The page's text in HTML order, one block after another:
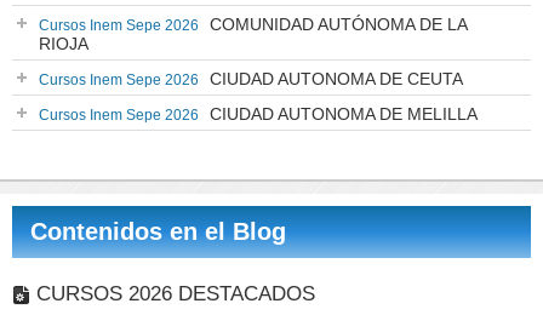
Cursos Inem Sepe 2026
COMUNIDAD AUTÓNOMA DE LA
RIOJA
Cursos Inem Sepe 2026 CIUDAD AUTONOMA DE CEUTA
Cursos Inem Sepe 2026 CIUDAD AUTONOMA DE MELILLA
Contenidos en el Blog
CURSOS 2026 DESTACADOS